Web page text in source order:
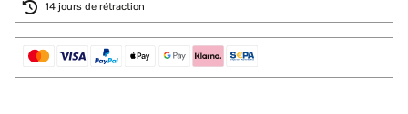
14 jours de rétraction